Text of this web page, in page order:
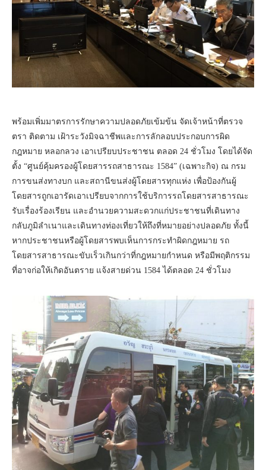
พร้อมเพิ่มมาตรการรักษาความปลอดภัยเข้มข้น จัดเจ้าหน้าที่ตรวจ
ตรา ติดตาม เฝ้าระวังมิจฉาชีพและการลักลอบประกอบการผิด
กฎหมาย หลอกลวง เอาเปรียบประชาชน ตลอด 24 ชั่วโมง โดยได้จัด
ตั้ง “ศูนย์คุ้มครองผู้โดยสารรถสาธารณะ 1584” (เฉพาะกิจ) ณ กรม
การขนส่งทางบก และสถานีขนส่งผู้โดยสารทุกแห่ง เพื่อป้องกันผู้
โดยสารถูกเอารัดเอาเปรียบจากการใช้บริการรถโดยสารสาธารณะ
รับเรื่องร้องเรียน และอำนวยความสะดวกแก่ประชาชนที่เดินทาง
กลับภูมิลำเนาและเดินทางท่องเที่ยวให้ถึงที่หมายอย่างปลอดภัย ทั้งนี้
หากประชาชนหรือผู้โดยสารพบเห็นการกระทำผิดกฎหมาย รถ
โดยสารสาธารณะขับเร็วเกินกว่าที่กฎหมายกำหนด หรือมีพฤติกรรม
ที่อาจก่อให้เกิดอันตราย แจ้งสายด่วน 1584 ได้ตลอด 24 ชั่วโมง